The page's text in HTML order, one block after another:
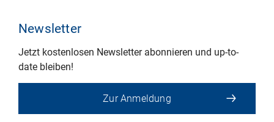
Newsletter
Jetzt kostenlosen Newsletter abonnieren und up-to-
date bleiben!
Zur Anmeldung